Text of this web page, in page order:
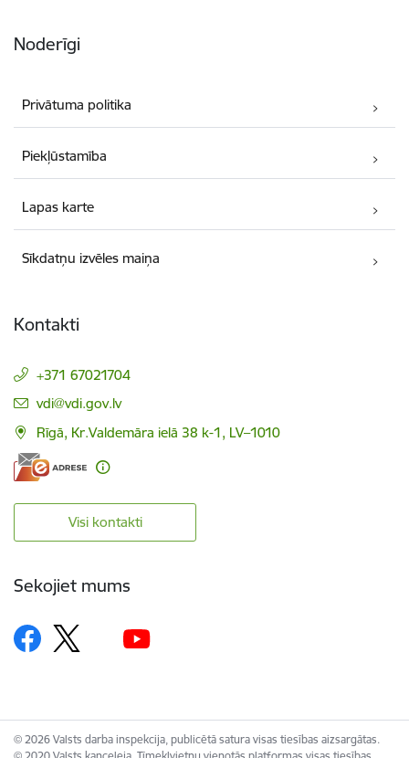
Noderīgi
Privātuma politika
Piekļūstamība
Lapas karte
Sīkdatņu izvēles maiņa
Kontakti
+371 67021704
E-pasts:
vdi@vdi.gov.lv
Rīgā, Kr.Valdemāra ielā 38 k-1, LV–1010
Visi kontakti
Sekojiet mums
© 2026 Valsts darba inspekcija, publicētā satura visas tiesības aizsargātas.